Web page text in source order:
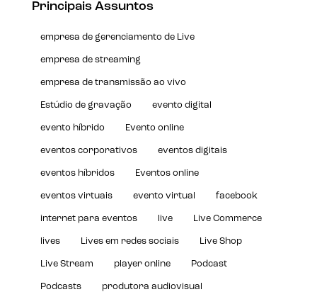
Principais Assuntos
empresa de gerenciamento de Live
empresa de streaming
empresa de transmissão ao vivo
Estúdio de gravação evento digital
evento híbrido Evento online
eventos corporativos eventos digitais
eventos híbridos Eventos online
eventos virtuais evento virtual facebook
internet para eventos live Live Commerce
lives Lives em redes sociais Live Shop
Live Stream player online Podcast
Podcasts produtora audiovisual